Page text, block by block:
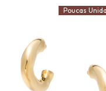
Poucas